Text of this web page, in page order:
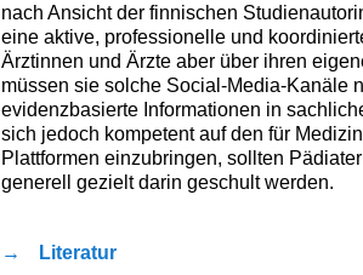
nach Ansicht der finnischen
eine aktive, professionelle und
Ärztinnen und Ärzte aber über ihren
müssen sie solche Social-Media-Kanäle
evidenzbasierte Informationen in
sich jedoch kompetent auf den für
Plattformen einzubringen, sollten
generell gezielt darin geschult werden.
→ Literatur